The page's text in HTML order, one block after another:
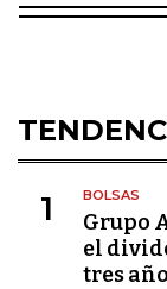
1 BOLSAS
Grupo
el
tres